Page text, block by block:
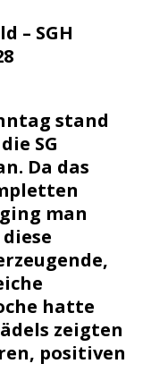
– SGH
stand
SG
Da das
man
hatte
zeigten
positiven